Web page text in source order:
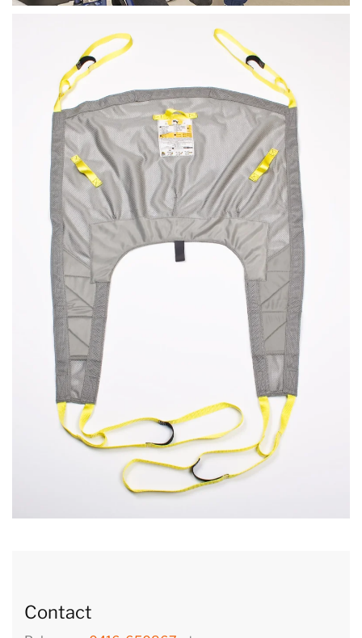
Contact